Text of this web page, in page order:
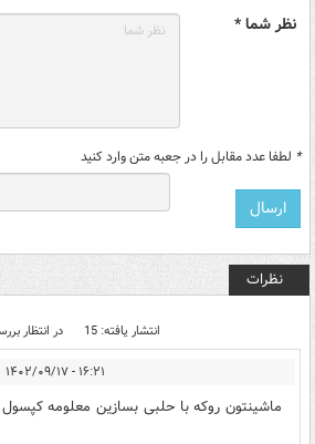
نظر شما *
* لطفا عدد مقابل را در جعبه متن وارد کنید
نظرات
انتشار یافته: 15 در انتظار
۱۶:۲۱ - ۱۴۰۲/۰۹/۱۷
ماشینتون روکه با حلبی بسازین معلومه